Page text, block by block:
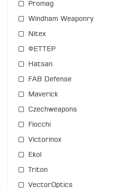
Promag
Windham Weaponry
Nitex
ФЕТТЕР
Hatsan
FAB Defense
Maverick
Czechweapons
Fiocchi
Victorinox
Ekol
Triton
VectorOptics